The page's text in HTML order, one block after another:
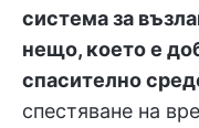
система за
нещо, което е
спасително
спестяване на